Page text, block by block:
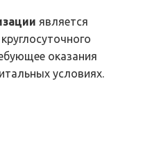
является
оказания
условиях.